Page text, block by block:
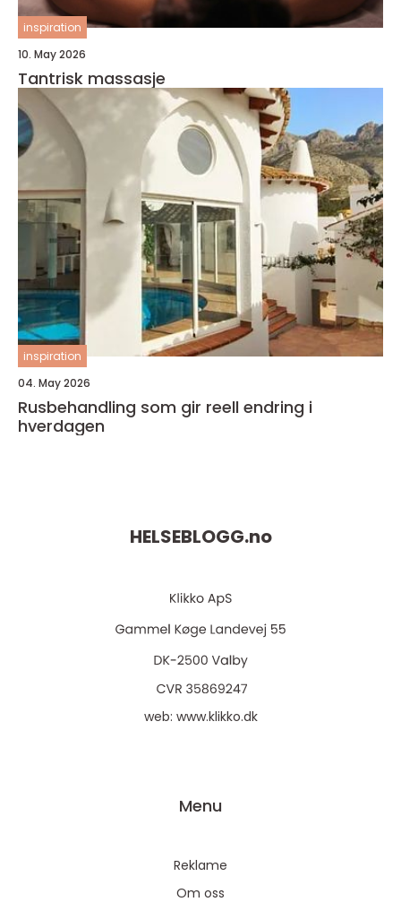
inspiration
10. May 2026
Tantrisk massasje
inspiration
04. May 2026
Rusbehandling som gir reell endring i
hverdagen
HELSEBLOGG.no
web: www.klikko.dk
Menu
Reklame
Om oss